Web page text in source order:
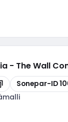
- The Wall
Kopioi
Sonepar-ID